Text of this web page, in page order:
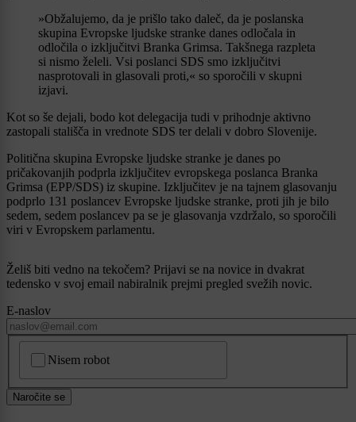
»Obžalujemo, da je prišlo tako daleč, da je poslanska
skupina Evropske ljudske stranke danes odločala in
odločila o izključitvi Branka Grimsa. Takšnega razpleta
si nismo želeli. Vsi poslanci SDS smo izključitvi
nasprotovali in glasovali proti,« so sporočili v skupni
izjavi.
Kot so še dejali, bodo kot delegacija tudi v prihodnje aktivno
zastopali stališča in vrednote SDS ter delali v dobro Slovenije.
Politična skupina Evropske ljudske stranke je danes po
pričakovanjih podprla izključitev evropskega poslanca Branka
Grimsa (EPP/SDS) iz skupine. Izključitev je na tajnem glasovanju
podprlo 131 poslancev Evropske ljudske stranke, proti jih je bilo
sedem, sedem poslancev pa se je glasovanja vzdržalo, so sporočili
viri v Evropskem parlamentu.
Želiš biti vedno na tekočem? Prijavi se na novice in dvakrat
tedensko v svoj email nabiralnik prejmi pregled svežih novic.
E-naslov
Nisem robot
Naročite se